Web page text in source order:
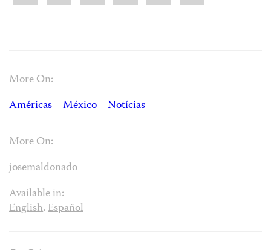
More On:
Américas
México Notícias
More On:
josemaldonado
Available in:
English,Español